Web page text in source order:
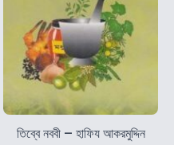
তিব্বে নববী – হাফিয আকরমুদ্দিন